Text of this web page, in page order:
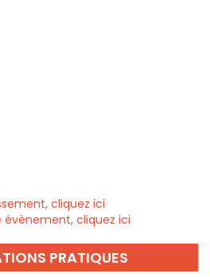
cliquez ici
cliquez ici
PRATIQUES